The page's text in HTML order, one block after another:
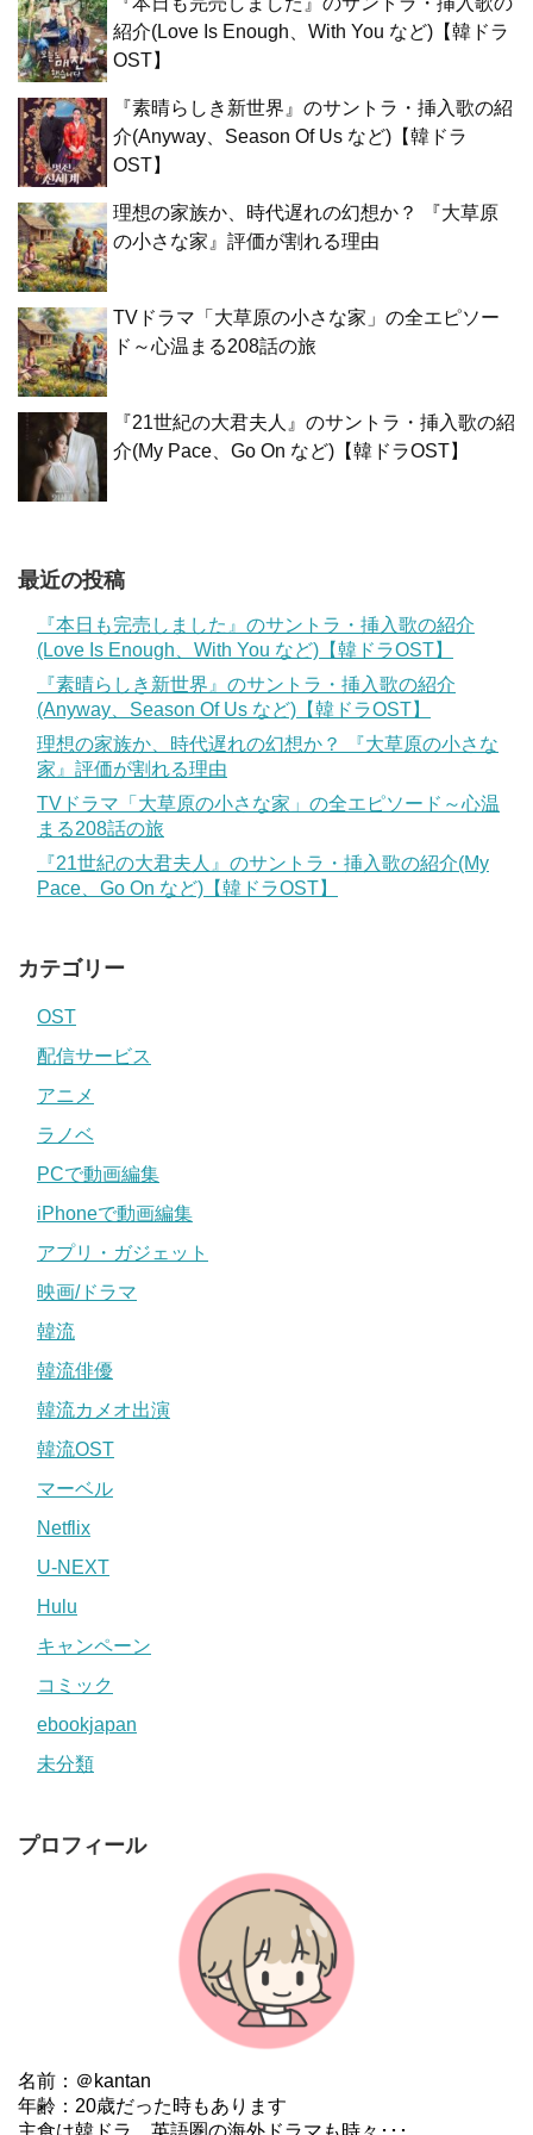
紹介(Love Is Enough、With You など)【韓ドラ
OST】
『素晴らしき新世界』のサントラ・挿入歌の紹
介(Anyway、Season Of Us など)【韓ドラ
OST】
理想の家族か、時代遅れの幻想か？ 『大草原
の小さな家』評価が割れる理由
TVドラマ「大草原の小さな家」の全エピソー
ド～心温まる208話の旅
『21世紀の大君夫人』のサントラ・挿入歌の紹
介(My Pace、Go On など)【韓ドラOST】
最近の投稿
『本日も完売しました』のサントラ・挿入歌の紹介
(Love Is Enough、With You など)【韓ドラOST】
『素晴らしき新世界』のサントラ・挿入歌の紹介
(Anyway、Season Of Us など)【韓ドラOST】
理想の家族か、時代遅れの幻想か？ 『大草原の小さな
家』評価が割れる理由
TVドラマ「大草原の小さな家」の全エピソード～心温
まる208話の旅
『21世紀の大君夫人』のサントラ・挿入歌の紹介(My
Pace、Go On など)【韓ドラOST】
カテゴリー
OST
配信サービス
アニメ
ラノベ
PCで動画編集
iPhoneで動画編集
アプリ・ガジェット
映画/ドラマ
韓流
韓流俳優
韓流カメオ出演
韓流OST
マーベル
Netflix
U-NEXT
Hulu
キャンペーン
コミック
ebookjapan
未分類
プロフィール
名前：＠kantan
年齢：20歳だった時もあります